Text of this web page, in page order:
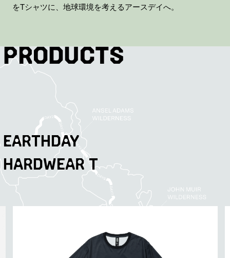
をTシャツに、地球環境を考えるアースデイへ。
PRODUCTS
EARTHDAY
HARDWEAR T